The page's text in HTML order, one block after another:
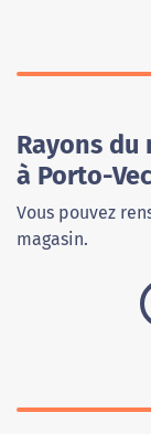
Rayons du
à Porto-
Vous pouvez
magasin.